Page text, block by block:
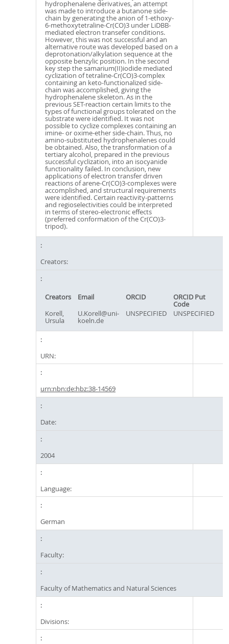
hydrophenalene derivatives, an attempt
was made to introduce a butanone side-
chain by generating the anion of 1-ethoxy-
6-methoxytetraline-Cr(CO)3 under LiDBB-
mediated electron transefer conditions.
However, this was not successful and an
alternative route was developed based on a
deprotonation/alkylation sequence at the
opposite benzylic position. In the second
key step the samarium(II)iodide mediated
cyclization of tetraline-Cr(CO)3-complex
containing an keto-functionalized side-
chain was accomplished, giving the
hydrophenalene skeleton. As in the
previous SET-reaction certain limits to the
types of functional groups tolerated on the
substrate were identified. It was not
possible to cyclize complexes containing an
imine- or oxime-ether side-chain. Thus, no
amino-substituted hydrophenalenes could
be obtained. Also, the transformation of a
tertiary alcohol, prepared in the previous
successful cyclization, into an isocyanide
functionality failed. In conclusion, new
applications of electron transfer driven
reactions of arene-Cr(CO)3-complexes were
accomplished, and structural requirements
were identified. Certain reactivity-patterns
and regioselectivities could be interpreted
in terms of stereo-electronic effects
(preferred conformation of the Cr(CO)3-
tripod).
Creators:
Creators Email ORCID ORCID Put
Code
Korell,
Ursula
U.Korell@uni-
koeln.de
UNSPECIFIED UNSPECIFIED
URN:
urn:nbn:de:hbz:38-14569
Date:
2004
Language:
German
Faculty:
Faculty of Mathematics and Natural Sciences
Divisions: